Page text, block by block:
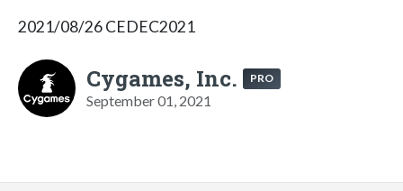
2021/08/26 CEDEC2021
Cygames, Inc. PRO
September 01, 2021